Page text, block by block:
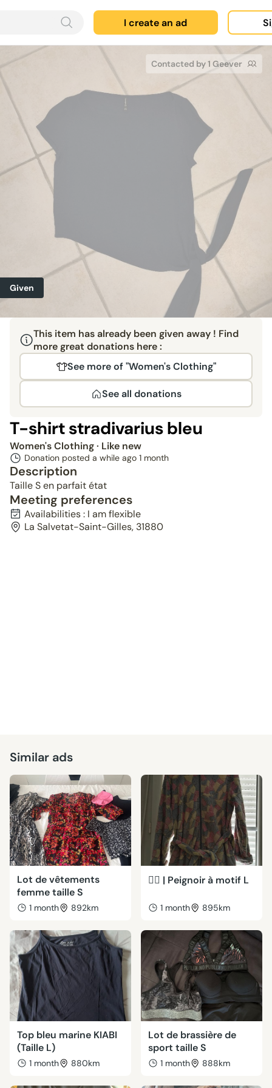
I create an ad
Contacted by 1 Geever
Given
This item has already been given away ! Find
more great donations here :
See more of "Women's Clothing"
See all donations
T-shirt stradivarius bleu
Women's Clothing· Like new
Donation posted a while ago 1 month
Description
Taille S en parfait état
Meeting preferences
Availabilities : I am flexible
La Salvetat-Saint-Gilles, 31880
Similar ads
Lot de vêtements
femme taille S
1 month 892km
💁‍♀️ | Peignoir à motif L
1 month 895km
Top bleu marine KIABI
(Taille L)
1 month 880km
Lot de brassière de
sport taille S
1 month 888km